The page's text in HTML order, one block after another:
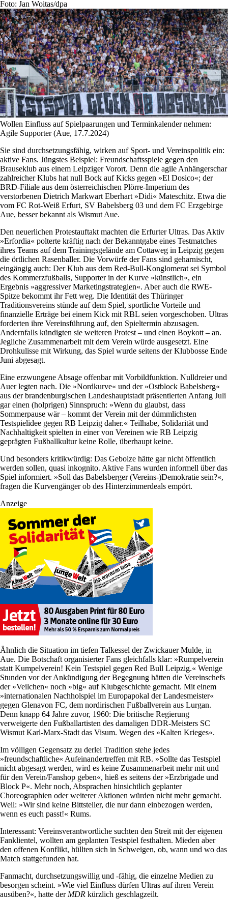
Foto: Jan Woitas/dpa
Wollen Einfluss auf Spielpaarungen und Terminkalender nehmen:
Agile Supporter (Aue, 17.7.2024)
Sie sind durchsetzungsfähig, wirken auf Sport- und Vereinspolitik ein:
aktive Fans. Jüngstes Beispiel: Freundschaftsspiele gegen den
Brauseklub aus einem Leipziger Vorort. Denn die agile Anhängerschar
zahlreicher Klubs hat null Bock auf Kicks gegen »El Dosico«; der
BRD-Filiale aus dem österreichischen Plörre-Imperium des
verstorbenen Dietrich Markwart Eberhart »Didi« Mateschitz. Etwa die
vom FC Rot-Weiß Erfurt, SV Babelsberg 03 und dem FC Erzgebirge
Aue, besser bekannt als Wismut Aue.
Den neuerlichen Protestauftakt machten die Erfurter Ultras. Das Aktiv
»Erfordia« polterte kräftig nach der Bekanntgabe eines Testmatches
ihres Teams auf dem Trainingsgelände am Cottaweg in Leipzig gegen
die örtlichen Rasenballer. Die Vorwürfe der Fans sind geharnischt,
eingängig auch: Der Klub aus dem Red-Bull-Konglomerat sei Symbol
des Kommerzfußballs, Supporter in der Kurve »künstlich«, ein
Ergebnis »aggressiver Marketingstrategien«. Aber auch die RWE-
Spitze bekommt ihr Fett weg. Die Identität des Thüringer
Traditionsvereins stünde auf dem Spiel, sportliche Vorteile und
finanzielle Erträge bei einem Kick mit RBL seien vorgeschoben. Ultras
forderten ihre Vereinsführung auf, den Spieltermin abzusagen.
Andernfalls kündigten sie weiteren Protest – und einen Boykott – an.
Jegliche Zusammenarbeit mit dem Verein würde ausgesetzt. Eine
Drohkulisse mit Wirkung, das Spiel wurde seitens der Klubbosse Ende
Juni abgesagt.
Eine erzwungene Absage offenbar mit Vorbildfunktion. Nulldreier und
Auer legten nach. Die »Nordkurve« und der »Ostblock Babelsberg«
aus der brandenburgischen Landeshauptstadt präsentierten Anfang Juli
gar einen (holprigen) Sinnspruch: »Wenn du glaubst, dass
Sommerpause wär – kommt der Verein mit der dümmlichsten
Testspielidee gegen RB Leipzig daher.« Teilhabe, Solidarität und
Nachhaltigkeit spielten in einer von Vereinen wie RB Leipzig
geprägten Fußballkultur keine Rolle, überhaupt keine.
Und besonders kritikwürdig: Das Gebolze hätte gar nicht öffentlich
werden sollen, quasi inkognito. Aktive Fans wurden informell über das
Spiel informiert. »Soll das Babelsberger (Vereins-)Demokratie sein?«,
fragen die Kurvengänger ob des Hinterzimmerdeals empört.
Anzeige
Ähnlich die Situation im tiefen Talkessel der Zwickauer Mulde, in
Aue. Die Botschaft organisierter Fans gleichfalls klar: »Rumpelverein
statt Kumpelverein! Kein Testspiel gegen Red Bull Leipzig.« Wenige
Stunden vor der Ankündigung der Begegnung hätten die Vereinschefs
der »Veilchen« noch »big« auf Klubgeschichte gemacht. Mit einem
»internationalen Nachholspiel im Europapokal der Landesmeister«
gegen Glenavon FC, dem nordirischen Fußballverein aus Lurgan.
Denn knapp 64 Jahre zuvor, 1960: Die britische Regierung
verweigerte den Fußballartisten des damaligen DDR-Meisters SC
Wismut Karl-Marx-Stadt das Visum. Wegen des »Kalten Krieges«.
Im völligen Gegensatz zu derlei Tradition stehe jedes
»freundschaftliche« Aufeinandertreffen mit RB. »Sollte das Testspiel
nicht abgesagt werden, wird es keine Zusammenarbeit mehr mit und
für den Verein/Fanshop geben«, hieß es seitens der »Erzbrigade und
Block P«. Mehr noch, Absprachen hinsichtlich geplanter
Choreographien oder weiterer Aktionen würden nicht mehr gemacht.
Weil: »Wir sind keine Bittsteller, die nur dann einbezogen werden,
wenn es euch passt!« Rums.
Interessant: Vereinsverantwortliche suchten den Streit mit der eigenen
Fanklientel, wollten am geplanten Testspiel festhalten. Mieden aber
den offenen Konflikt, hüllten sich in Schweigen, ob, wann und wo das
Match stattgefunden hat.
Fanmacht, durchsetzungswillig und -fähig, die einzelne Medien zu
besorgen scheint. »Wie viel Einfluss dürfen Ultras auf ihren Verein
ausüben?«, hatte der MDR kürzlich geschlagzeilt.